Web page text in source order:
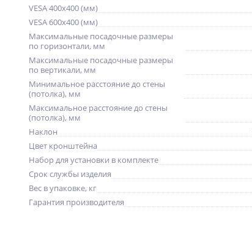
VESA 400x400 (мм)
VESA 600x400 (мм)
Максимальные посадочные размеры
по горизонтали, мм
Максимальные посадочные размеры
по вертикали, мм
Минимальное расстояние до стены
(потолка), мм
Максимальное расстояние до стены
(потолка), мм
Наклон
Цвет кронштейна
Набор для установки в комплекте
Срок службы изделия
Вес в упаковке, кг
Гарантия производителя